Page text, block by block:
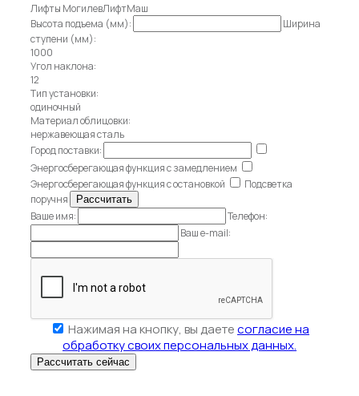
Лифты МогилевЛифтМаш
Высота подъема (мм):
Ширина
ступени (мм):
1000
Угол наклона:
12
Тип установки:
одиночный
Материал облицовки:
нержавеющая сталь
Город поставки:
Энергосберегающая функция с замедлением
Энергосберегающая функция с остановкой
Подсветка
поручня
Ваше имя:
Телефон:
Ваш e-mail:
Нажимая на кнопку, вы даетесогласие на
обработку своих персональных данных.